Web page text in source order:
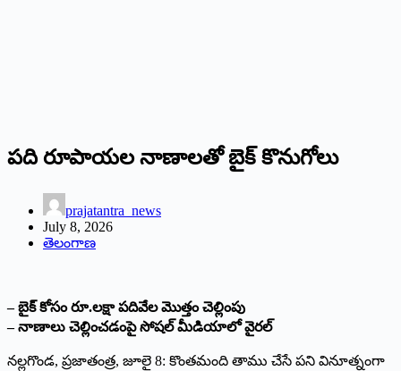
పది రూపాయల నాణాలతో బైక్‌ ‌కొనుగోలు
prajatantra_news
July 8, 2026
తెలంగాణ
– బైక్‌ ‌కోసం రూ.లక్షా పదివేల మొత్తం చెల్లింపు
– నాణాలు చెల్లించడంపై సోషల్‌ ‌మీడియాలో వైరల్‌
‌నల్లగొండ, ప్రజాతంత్ర, జూలై 8: కొంతమంది తాము చేసే పని వినూత్నంగా